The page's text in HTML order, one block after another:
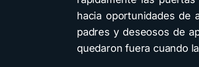
hacia oportunidades de
padres y deseosos de
quedaron fuera cuando